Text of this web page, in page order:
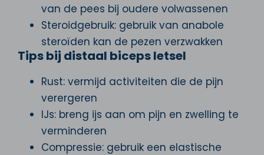
van de pees bij oudere volwassenen
Steroidgebruik: gebruik van anabole
steroïden kan de pezen verzwakken
Tips bij distaal biceps letsel
Rust: vermijd activiteiten die de pijn
verergeren
IJs: breng ijs aan om pijn en zwelling te
verminderen
Compressie: gebruik een elastische